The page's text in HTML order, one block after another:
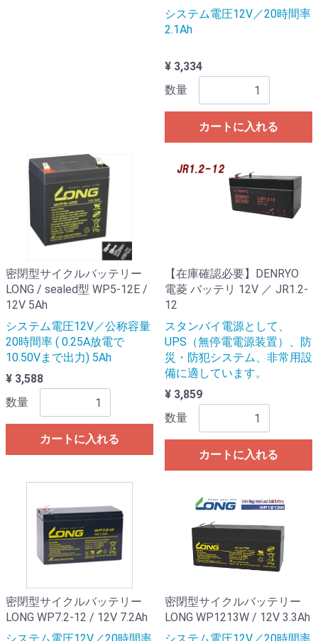
システム電圧12V／20時間率
2.1Ah
¥ 3,334
数量
カートに入れる
密閉型サイクルバッテリー
LONG / sealed型 WP5-12E /
12V 5Ah
システム電圧12V／公称容量
20時間率 ( 0.25A放電で
10.50Vまで出力) 5Ah
¥ 3,588
数量
カートに入れる
【在庫確認必要】DENRYO
電菱 バッテリ 12V ／ JR1.2-
12
スタンバイ電源として、
UPS（無停電電源装置）、防
災・防犯システム、非常用設
備に適しています。
¥ 3,859
数量
カートに入れる
密閉型サイクルバッテリー
LONG WP7.2-12 / 12V 7.2Ah
密閉型サイクルバッテリー
LONG WP1213W / 12V 3.3Ah